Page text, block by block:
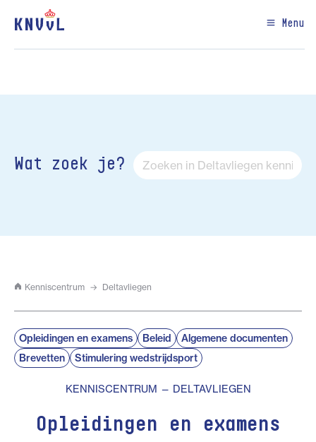
Menu
Wat zoek je?
Kenniscentrum Deltavliegen
Opleidingen en examens Beleid
Algemene documenten
Brevetten
Stimulering wedstrijdsport
KENNISCENTRUM — DELTAVLIEGEN
Opleidingen en examens